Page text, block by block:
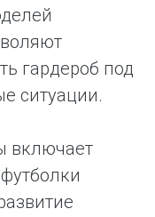
гардероб под
ситуации.
включает